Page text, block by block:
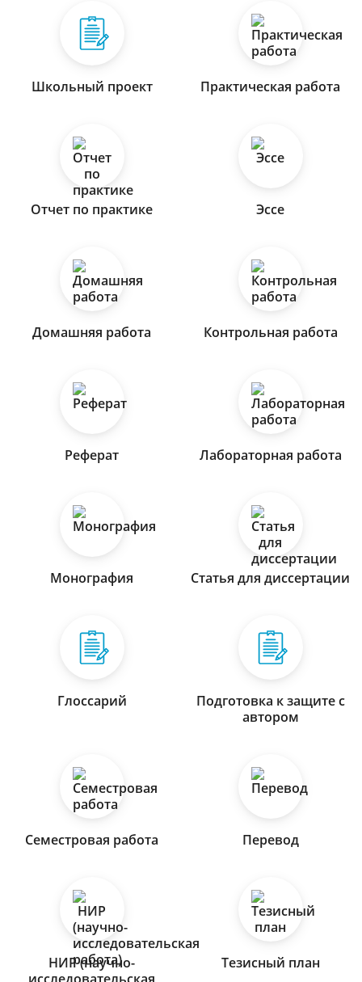
Школьный проект Практическая работа
Отчет по практике Эссе
Домашняя работа Контрольная работа
Реферат Лабораторная работа
Монография Статья для диссертации
Глоссарий
Подготовка к защите с
автором
Семестровая работа Перевод
НИР (научно-
Тезисный план